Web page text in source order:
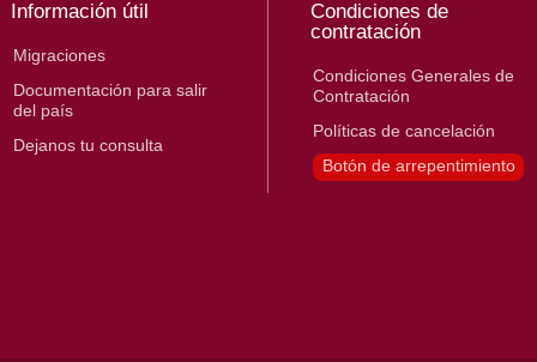
Información útil
Migraciones
Documentación para salir
del país
Dejanos tu consulta
Condiciones de
contratación
Condiciones Generales de
Contratación
Políticas de cancelación
Botón de arrepentimiento